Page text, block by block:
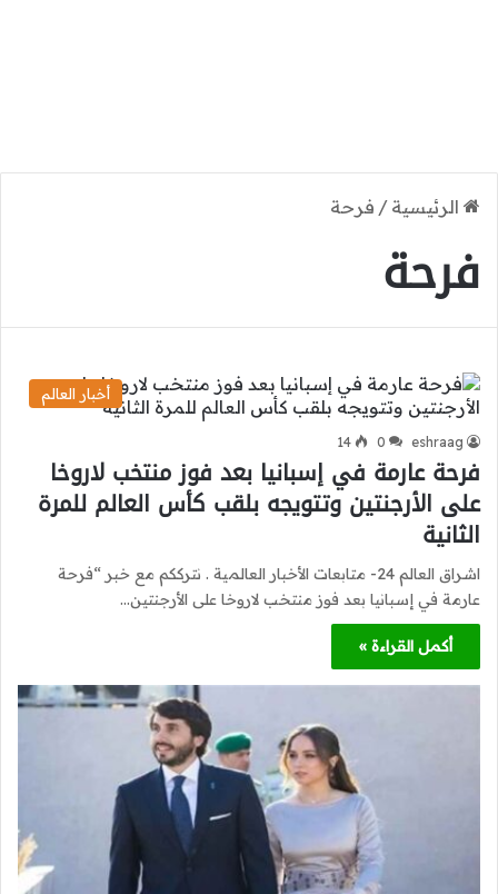
الرئيسية / فرحة
فرحة
أخبار العالم
eshraag
0
14
فرحة عارمة في إسبانيا بعد فوز منتخب لاروخا
على الأرجنتين وتتويجه بلقب كأس العالم للمرة
الثانية
اشراق العالم 24- متابعات الأخبار العالمية . نترككم مع خبر “فرحة
عارمة في إسبانيا بعد فوز منتخب لاروخا على الأرجنتين…
أكمل القراءة »